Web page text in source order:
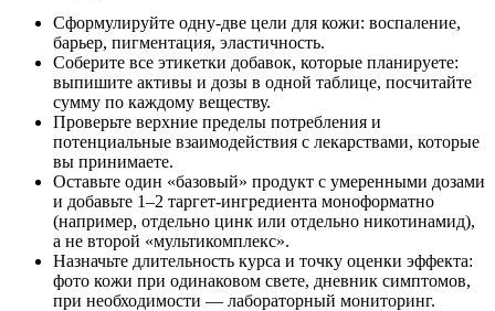
Сформулируйте одну‑две цели для кожи: воспаление,
барьер, пигментация, эластичность.
Соберите все этикетки добавок, которые планируете:
выпишите активы и дозы в одной таблице, посчитайте
сумму по каждому веществу.
Проверьте верхние пределы потребления и
потенциальные взаимодействия с лекарствами, которые
вы принимаете.
Оставьте один «базовый» продукт с умеренными дозами
и добавьте 1–2 таргет‑ингредиента моноформатно
(например, отдельно цинк или отдельно никотинамид),
а не второй «мультикомплекс».
Назначьте длительность курса и точку оценки эффекта:
фото кожи при одинаковом свете, дневник симптомов,
при необходимости — лабораторный мониторинг.